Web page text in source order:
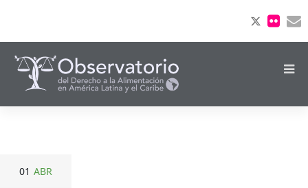
01 ABR